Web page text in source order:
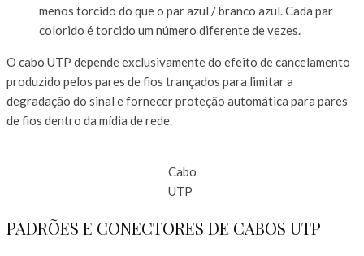
menos torcido do que o par azul / branco azul. Cada par
colorido é torcido um número diferente de vezes.
O cabo UTP depende exclusivamente do efeito de cancelamento
produzido pelos pares de fios trançados para limitar a
degradação do sinal e fornecer proteção automática para pares
de fios dentro da mídia de rede.
Cabo
UTP
PADRÕES E CONECTORES DE CABOS UTP